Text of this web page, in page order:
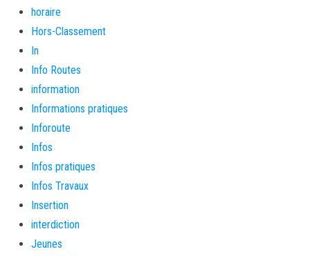
horaire
Hors-Classement
In
Info Routes
information
Informations pratiques
Inforoute
Infos
Infos pratiques
Infos Travaux
Insertion
interdiction
Jeunes